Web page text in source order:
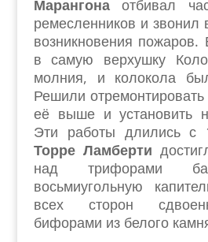
Марангонаотбивал
ремесленников и звонил
возникновения
в самую верхушку
молния, и колокола
Решили
её выше и установить
Эти работы длились с
Торре Ламберти
над трифорами
восьмиугольную
всех сторон
бифорами из белого